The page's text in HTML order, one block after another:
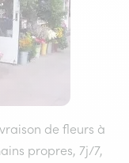
de fleurs à
propres, 7j/7,